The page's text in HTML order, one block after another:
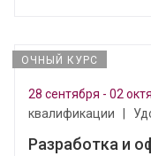
ОЧНЫЙ КУРС
28 сентября - 02
квалификации
Разработка и